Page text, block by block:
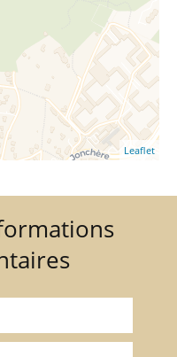
Leaflet